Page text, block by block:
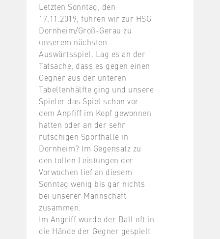
Letzten Sonntag, den
17.11.2019, fuhren wir zur HSG
Dornheim/Groß-Gerau zu
unserem nächsten
Auswärtsspiel. Lag es an der
Tatsache, dass es gegen einen
Gegner aus der unteren
Tabellenhälfte ging und unsere
Spieler das Spiel schon vor
dem Anpfiff im Kopf gewonnen
hatten oder an der sehr
rutschigen Sporthalle in
Dornheim? Im Gegensatz zu
den tollen Leistungen der
Vorwochen lief an diesem
Sonntag wenig bis gar nichts
bei unserer Mannschaft
zusammen.
Im Angriff wurde der Ball oft in
die Hände der Gegner gespielt